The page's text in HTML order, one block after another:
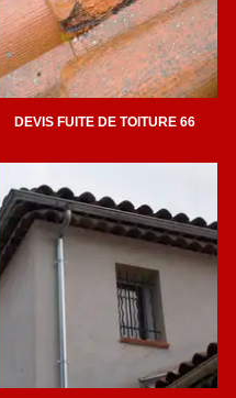
DEVIS FUITE DE TOITURE 66